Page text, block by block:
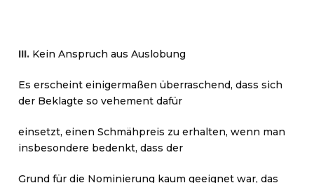
III. Kein Anspruch aus Auslobung
Es erscheint einigermaßen überraschend, dass sich
der Beklagte so vehement dafür
einsetzt, einen Schmähpreis zu erhalten, wenn man
insbesondere bedenkt, dass der
Grund für die Nominierung kaum geeignet war, das